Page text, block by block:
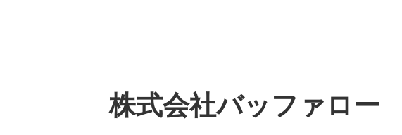
株式会社バッファロー